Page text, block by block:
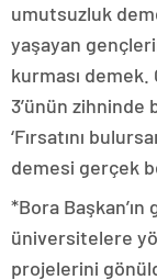
umutsuzluk
yaşayan
kurması
3’ünün zihninde
‘Fırsatını
demesi gerçek
*Bora
üniversitelere
projelerini